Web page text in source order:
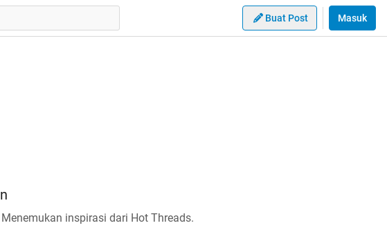
Buat Post Masuk
inspirasi dari Hot Threads.